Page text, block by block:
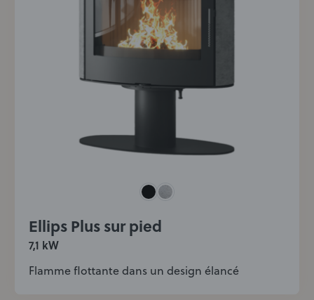
Ellips Plus sur pied
7,1 kW
Flamme flottante dans un design élancé